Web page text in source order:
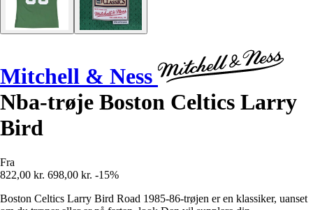
Mitchell & Ness
Nba-trøje Boston Celtics Larry
Bird
Fra
822,00 kr. 698,00 kr. -15%
Boston Celtics Larry Bird Road 1985-86-trøjen er en klassiker, uanset